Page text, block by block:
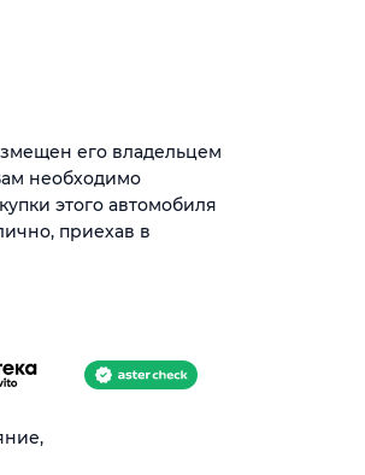
его владельцем
необходимо
этого автомобиля
приехав в